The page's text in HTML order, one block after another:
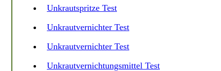
Unkrautspritze Test
Unkrautvernichter Test
Unkrautvernichter Test
Unkrautvernichtungsmittel Test